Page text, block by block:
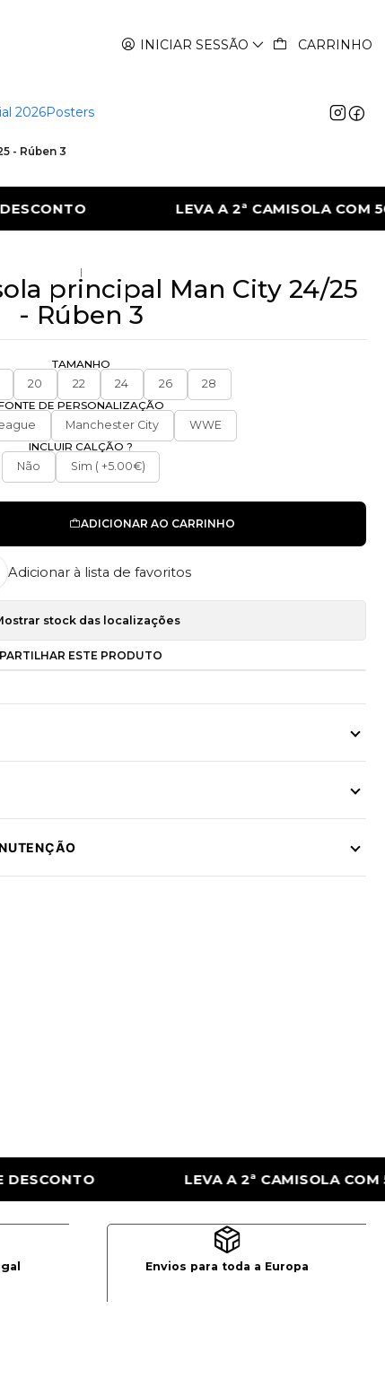
INICIAR SESSÃO CARRINHO
2026Posters
- Rúben 3
COM 50% DE DESCONTO
|
principal Man City 24/25
- Rúben 3
TAMANHO
20 22 24 26
28
DE PERSONALIZAÇÃO
Manchester City
WWE
INCLUIR CALÇÃO ?
Não
Sim ( +5.00€)
ADICIONAR AO CARRINHO
Adicionar à lista de favoritos
stock das localizações
PARTILHAR ESTE PRODUTO
COM 50% DE DESCONTO
Envios para toda a Europa